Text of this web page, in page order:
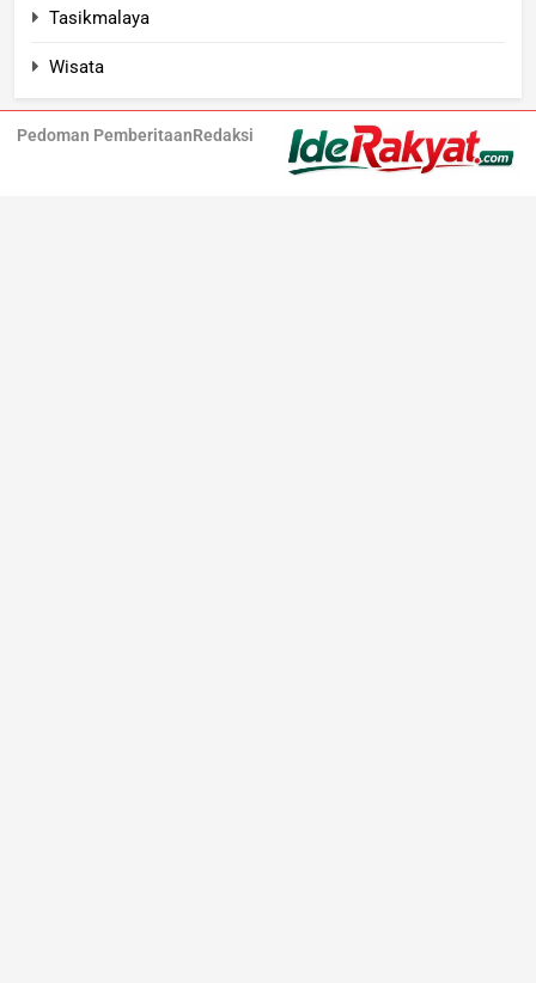
Tasikmalaya
Wisata
Pedoman PemberitaanRedaksi